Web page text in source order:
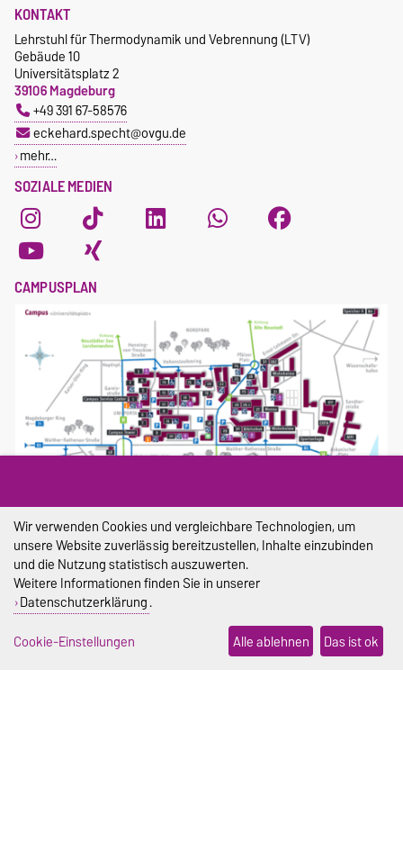
SOZIALE MEDIEN
KONTAKT
Lehrstuhl für Thermodynamik und Vebrennung (LTV)
Gebäude 10
Universitätsplatz 2
39106 Magdeburg
+49 391 67-58576
eckehard.specht@ovgu.de
mehr…
CAMPUSPLAN
Campusplan
DIESE SEITE
Wir verwenden Cookies und vergleichbare Technologien, um
unsere Website zuverlässig bereitzustellen, Inhalte einzubinden
und die Nutzung statistisch auszuwerten.
Weitere Informationen finden Sie in unserer
Datenschutzerklärung.
Cookie-Einstellungen
Alle ablehnen Das ist ok